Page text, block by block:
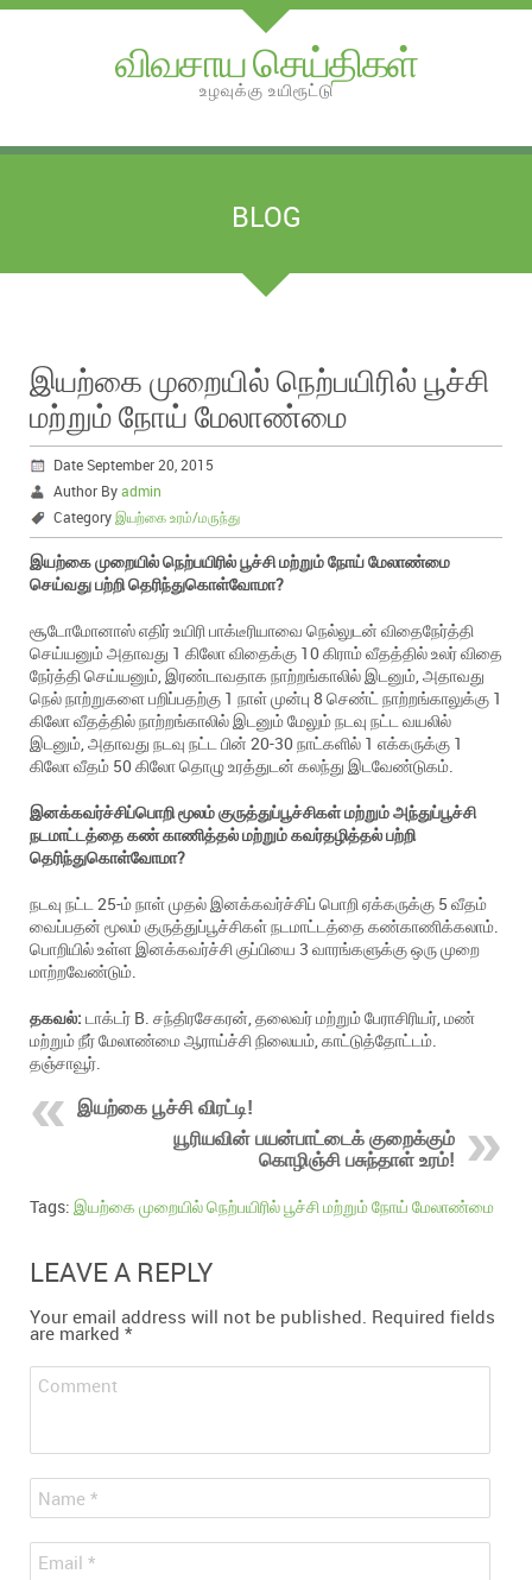
விவசாய செய்திகள்
உழவுக்கு உயிரூட்டு
BLOG
இயற்கை முறையில் நெற்பயிரில் பூச்சி
மற்றும் நோய் மேலாண்மை
Date September 20, 2015
Author Byadmin
Categoryஇயற்கை உரம்/மருந்து
இயற்கை முறையில் நெற்பயிரில் பூச்சி மற்றும் நோய் மேலாண்மை
செய்வது பற்றி தெரிந்துகொள்வோமா?
சூடோமோனாஸ் எதிர் உயிரி பாக்டீரியாவை நெல்லுடன் விதைநேர்த்தி
செய்யனும் அதாவது 1 கிலோ விதைக்கு 10 கிராம் வீதத்தில் உலர் விதை
நேர்த்தி செய்யனும், இரண்டாவதாக நாற்றங்காலில் இடனும், அதாவது
நெல் நாற்றுகளை பறிப்பதற்கு 1 நாள் முன்பு 8 செண்ட் நாற்றங்காலுக்கு 1
கிலோ வீதத்தில் நாற்றங்காலில் இடனும் மேலும் நடவு நட்ட வயலில்
இடனும், அதாவது நடவு நட்ட பின் 20-30 நாட்களில் 1 எக்கருக்கு 1
கிலோ வீதம் 50 கிலோ தொழு உரத்துடன் கலந்து இடவேண்டுகம்.
இனக்கவர்ச்சிப்பொறி மூலம் குருத்துப்பூச்சிகள் மற்றும் அந்துப்பூச்சி
நடமாட்டத்தை கண் காணித்தல் மற்றும் கவர்தழித்தல் பற்றி
தெரிந்துகொள்வோமா?
நடவு நட்ட 25-ம் நாள் முதல் இனக்கவர்ச்சிப் பொறி ஏக்கருக்கு 5 வீதம்
வைப்பதன் மூலம் குருத்துப்பூச்சிகள் நடமாட்டத்தை கண்காணிக்கலாம்.
பொறியில் உள்ள இனக்கவர்ச்சி குப்பியை 3 வாரங்களுக்கு ஒரு முறை
மாற்றவேண்டும்.
தகவல்: டாக்டர் B. சந்திரசேகரன், தலைவர் மற்றும் பேராசிரியர், மண்
மற்றும் நீர் மேலாண்மை ஆராய்ச்சி நிலையம், காட்டுத்தோட்டம்.
தஞ்சாவூர்.
இயற்கை பூச்சி விரட்டி!
யூரியவின் பயன்பாட்டைக் குறைக்கும்
கொழிஞ்சி பசுந்தாள் உரம்!
Tags: இயற்கை முறையில் நெற்பயிரில் பூச்சி மற்றும் நோய் மேலாண்மை
LEAVE A REPLY
Your email address will not be published. Required fields
are marked *
Comment
Name *
Email *